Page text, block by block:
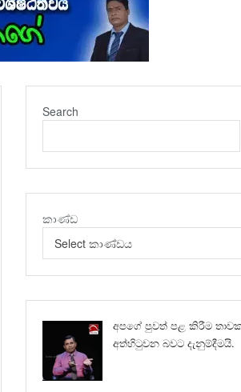
Search
කාණ්ඩ
Select කාණ්ඩය
අපගේ පුවත් පළ කිරීම
අත්හිටුවන බවට දැනුම්දීමයි.